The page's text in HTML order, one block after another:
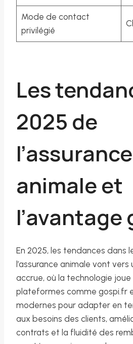
Mode de contact
privilégié
Les
2025 de
l’assurance
animale et
En 2025, les tendances dans
l’assurance animale vont
accrue, où la technologie joue
plateformes comme gospi.fr
modernes pour adapter en
aux besoins des clients,
contrats et la fluidité des